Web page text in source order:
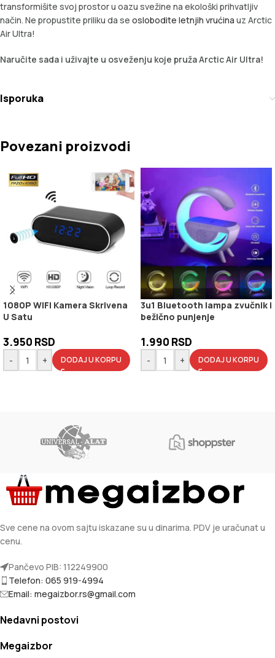
transformišite svoj prostor u oazu svežine na ekološki prihvatljiv
način. Ne propustite priliku da se oslobodite letnjih vrućina uz Arctic
Air Ultra!
Naručite sada i uživajte u osveženju koje pruža Arctic Air Ultra!
Isporuka
Povezani proizvodi
1080P WIFI Kamera Skrivena
U Satu
3.950 RSD
- + DODAJ U KORPU
3u1 Bluetooth lampa zvučnik i
bežično punjenje
1.990 RSD
- + DODAJ U KORPU
Sve cene na ovom sajtu iskazane su u dinarima. PDV je uračunat u
cenu.
Pančevo PIB: 112249900
Telefon: 065 919-4994
Email: megaizbor.rs@gmail.com
Nedavni postovi
Megaizbor